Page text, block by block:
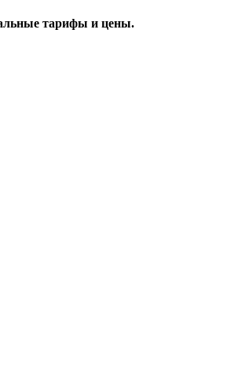
тарифы и цены.